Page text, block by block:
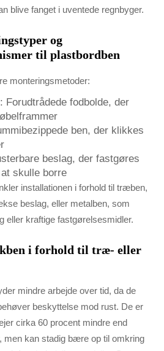
blive fanget i uventede regnbyger.
og
til plastbordben
monteringsmetoder:
: Forudtrådede fodbolde, der
ben, der klikkes
beslag, der fastgøres
skulle borre
installationen i forhold til træben,
beslag, eller metalben, som
kraftige fastgørelsesmidler.
i forhold til træ- eller
mindre arbejde over tid, da de
beskyttelse mod rust. De er
cirka 60 procent mindre end
men kan stadig bære op til omkring